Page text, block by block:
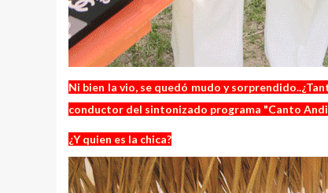
Ni bien la vio, se quedó mudo y
conductor del sintonizado programa "Canto
¿Y quien es la chica?